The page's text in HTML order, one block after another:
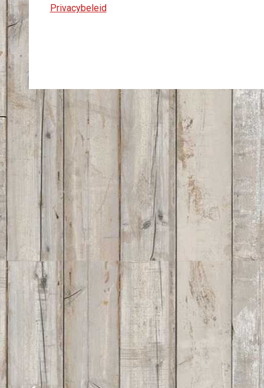
Privacybeleid